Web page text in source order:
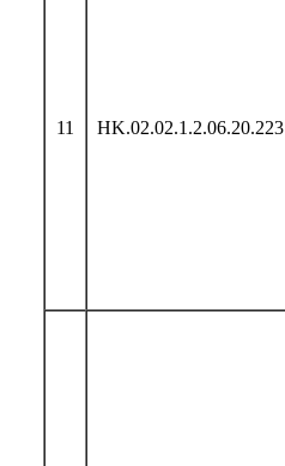
11 HK.02.02.1.2.06.20.223